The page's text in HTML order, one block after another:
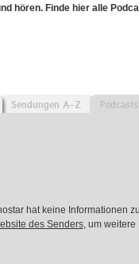
hören. Finde hier alle
Sendungen A-Z Podcasts
hat keine Informationen
des Senders, um weitere